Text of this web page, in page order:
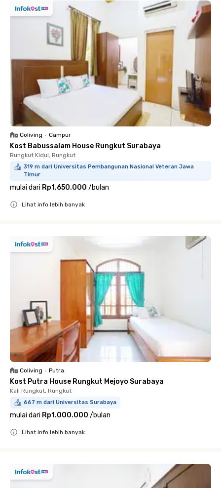
Coliving • Campur
Kost Babussalam House Rungkut Surabaya
Rungkut Kidul, Rungkut
319 m dari Universitas Pembangunan Nasional Veteran Jawa
Timur
mulai dari Rp1.650.000 /bulan
Lihat info lebih banyak
Coliving • Putra
Kost Putra House Rungkut Mejoyo Surabaya
Kali Rungkut, Rungkut
667 m dari Universitas Surabaya
mulai dari Rp1.000.000 /bulan
Lihat info lebih banyak